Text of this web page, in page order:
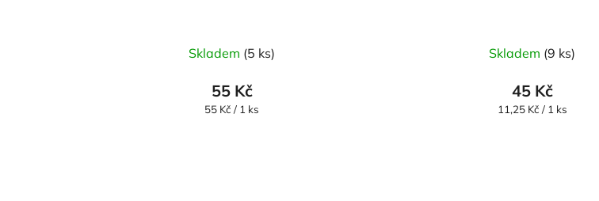
Skladem (5 ks)
55 Kč
Měrná
55 Kč / 1 ks
Skladem (9 ks)
45 Kč
Měrná
11,25 Kč / 1 ks